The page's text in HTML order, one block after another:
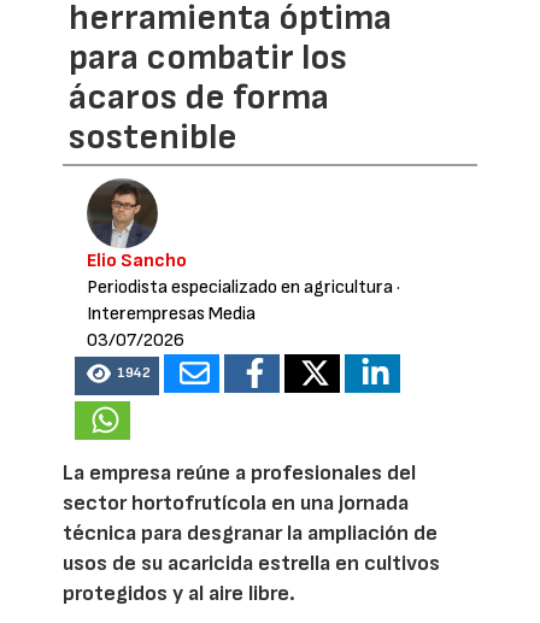
herramienta óptima
para combatir los
ácaros de forma
sostenible
Elio Sancho
Periodista especializado en agricultura·
Interempresas Media
03/07/2026
1942
La empresa reúne a profesionales del
sector hortofrutícola en una jornada
técnica para desgranar la ampliación de
usos de su acaricida estrella en cultivos
protegidos y al aire libre.